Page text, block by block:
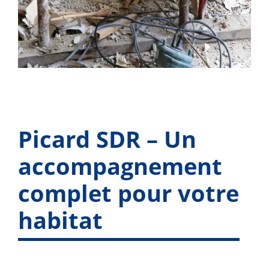
Picard SDR – Un
accompagnement
complet pour votre
habitat